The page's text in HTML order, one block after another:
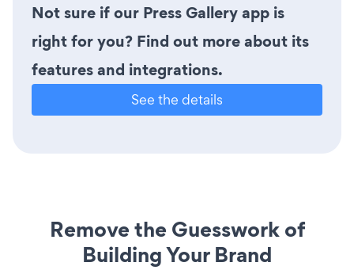
Not sure if our Press Gallery app is
right for you? Find out more about its
features and integrations.
See the details
Remove the Guesswork of
Building Your Brand